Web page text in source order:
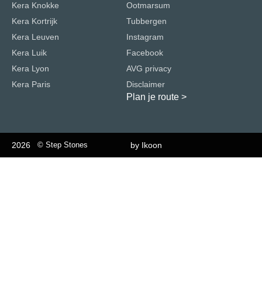
Kera Knokke
Kera Kortrijk
Kera Leuven
Kera Luik
Kera Lyon
Kera Paris
Ootmarsum
Tubbergen
Instagram
Facebook
AVG privacy
Disclaimer
Plan je route>
2026 © Step Stones by Ikoon